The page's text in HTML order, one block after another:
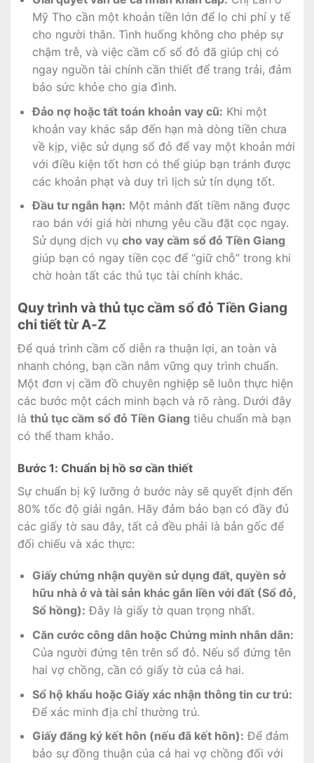
Mỹ Tho cần một khoản tiền lớn để lo chi phí y tế
cho người thân. Tình huống không cho phép sự
chậm trễ, và việc cầm cố sổ đỏ đã giúp chị có
ngay nguồn tài chính cần thiết để trang trải, đảm
bảo sức khỏe cho gia đình.
Đảo nợ hoặc tất toán khoản vay cũ: Khi một
khoản vay khác sắp đến hạn mà dòng tiền chưa
về kịp, việc sử dụng sổ đỏ để vay một khoản mới
với điều kiện tốt hơn có thể giúp bạn tránh được
các khoản phạt và duy trì lịch sử tín dụng tốt.
Đầu tư ngắn hạn: Một mảnh đất tiềm năng được
rao bán với giá hời nhưng yêu cầu đặt cọc ngay.
Sử dụng dịch vụ cho vay cầm sổ đỏ Tiền Giang
giúp bạn có ngay tiền cọc để “giữ chỗ” trong khi
chờ hoàn tất các thủ tục tài chính khác.
Quy trình và thủ tục cầm sổ đỏ Tiền Giang
chi tiết từ A-Z
Để quá trình cầm cố diễn ra thuận lợi, an toàn và
nhanh chóng, bạn cần nắm vững quy trình chuẩn.
Một đơn vị cầm đồ chuyên nghiệp sẽ luôn thực hiện
các bước một cách minh bạch và rõ ràng. Dưới đây
là thủ tục cầm sổ đỏ Tiền Giang tiêu chuẩn mà bạn
có thể tham khảo.
Bước 1: Chuẩn bị hồ sơ cần thiết
Sự chuẩn bị kỹ lưỡng ở bước này sẽ quyết định đến
80% tốc độ giải ngân. Hãy đảm bảo bạn có đầy đủ
các giấy tờ sau đây, tất cả đều phải là bản gốc để
đối chiếu và xác thực:
Giấy chứng nhận quyền sử dụng đất, quyền sở
hữu nhà ở và tài sản khác gắn liền với đất (Sổ đỏ,
Sổ hồng): Đây là giấy tờ quan trọng nhất.
Căn cước công dân hoặc Chứng minh nhân dân:
Của người đứng tên trên sổ đỏ. Nếu sổ đứng tên
hai vợ chồng, cần có giấy tờ của cả hai.
Sổ hộ khẩu hoặc Giấy xác nhận thông tin cư trú:
Để xác minh địa chỉ thường trú.
Giấy đăng ký kết hôn (nếu đã kết hôn): Để đảm
bảo sự đồng thuận của cả hai vợ chồng đối với